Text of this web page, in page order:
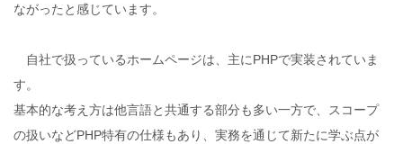
ながったと感じています。
自社で扱っているホームページは、主にPHPで実装されていま
す。
基本的な考え方は他言語と共通する部分も多い一方で、スコープ
の扱いなどPHP特有の仕様もあり、実務を通じて新たに学ぶ点が